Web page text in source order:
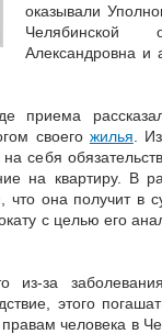
оказывали
Челябинской
Александровна и
приема
своего жилья .
себя
на квартиру.
что она получит
с целью его
из-за
этого
человека в